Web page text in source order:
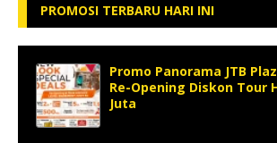
PROMOSI TERBARU HARI INI
Promo Panorama JTB
Re-Opening Diskon Tour
Juta